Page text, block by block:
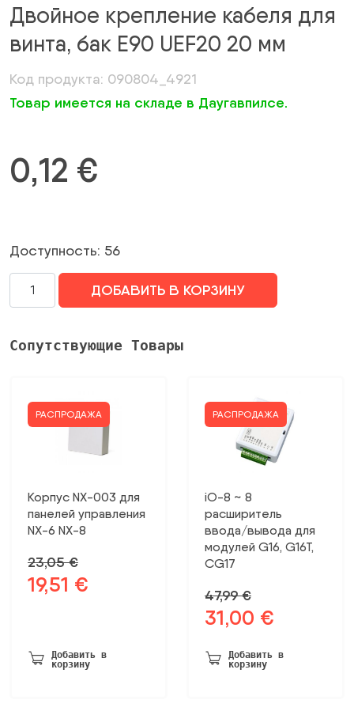
Двойное крепление кабеля для
винта, бак E90 UEF20 20 мм
Код продукта: 090804_4921
Товар имеется на складе в Даугавпилсе.
0,12 €
Доступность: 56
Количество
Dubultais
stiprinājums
skrūvei,
baks
ДОБАВИТЬ В КОРЗИНУ
Сопутствующие Товары
РАСПРОДАЖА
Корпус NX-003 для
панелей управления
NX-6 NX-8
23,05€
Первоначальная
цена
19,51 €
Добавить в
корзину
РАСПРОДАЖА
iO-8 ~ 8
расширитель
ввода/вывода для
модулей G16, G16T,
CG17
47,99€
Первоначальная
цена
была:
47,99 €.
31,00 €
31,00 €.
Добавить в
корзину